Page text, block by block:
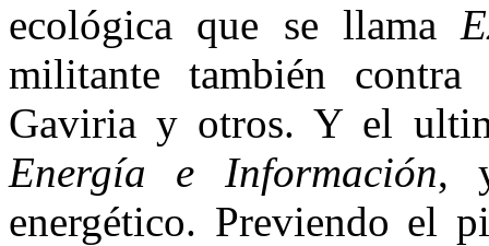
ecológica que se llama
militante también
Gaviria y otros. Y el
Energía e Información,
energético. Previendo el